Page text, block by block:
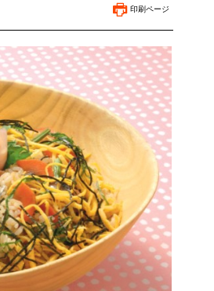
印刷ページ